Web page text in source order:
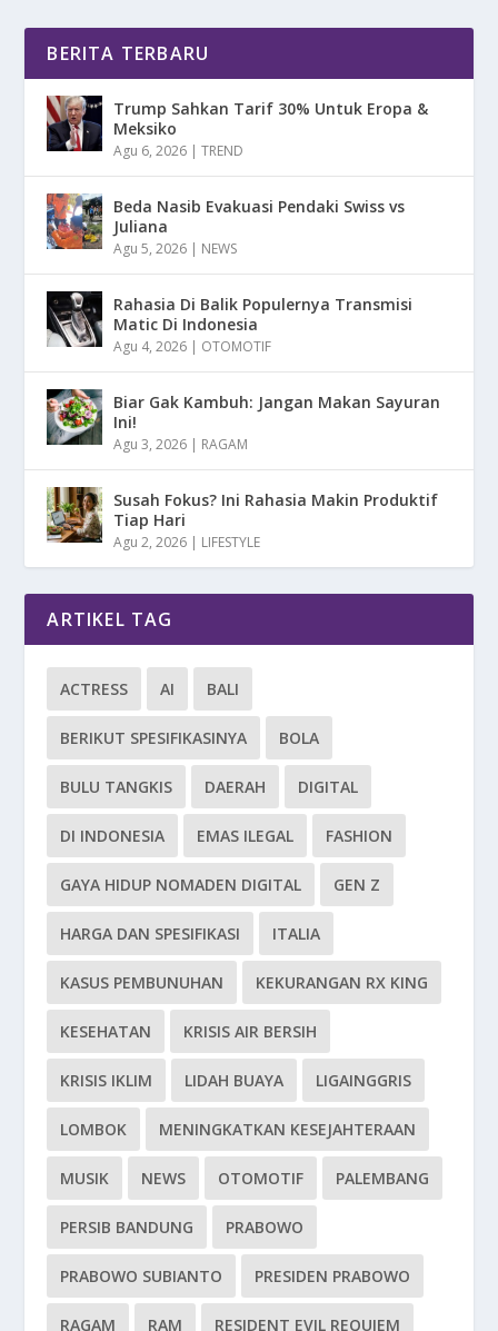
BERITA TERBARU
Trump Sahkan Tarif 30% Untuk Eropa &
Meksiko
Agu 6, 2026 |TREND
Beda Nasib Evakuasi Pendaki Swiss vs
Juliana
Agu 5, 2026 | NEWS
Rahasia Di Balik Populernya Transmisi
Matic Di Indonesia
Agu 4, 2026 | OTOMOTIF
Biar Gak Kambuh: Jangan Makan Sayuran
Ini!
Agu 3, 2026 | RAGAM
Susah Fokus? Ini Rahasia Makin Produktif
Tiap Hari
Agu 2, 2026 | LIFESTYLE
ARTIKEL TAG
ACTRESS AI BALI
BERIKUT SPESIFIKASINYA BOLA
BULU TANGKIS DAERAH DIGITAL
DI INDONESIA EMAS ILEGAL FASHION
GAYA HIDUP NOMADEN DIGITAL GEN Z
HARGA DAN SPESIFIKASI ITALIA
KASUS PEMBUNUHAN KEKURANGAN RX KING
KESEHATAN KRISIS AIR BERSIH
KRISIS IKLIM LIDAH BUAYA LIGAINGGRIS
LOMBOK MENINGKATKAN KESEJAHTERAAN
MUSIK NEWS OTOMOTIF PALEMBANG
PERSIB BANDUNG PRABOWO
PRABOWO SUBIANTO PRESIDEN PRABOWO
RAGAM RAM RESIDENT EVIL REQUIEM